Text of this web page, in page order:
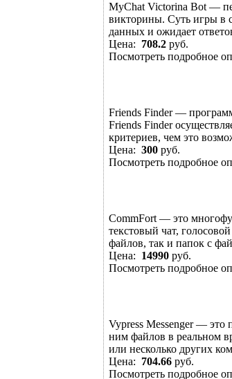
MyChat Victorina Bot —
викторины. Суть игры в
данных и ожидает
Цена: 708.2 руб.
Посмотреть подробное
Friends Finder —
Friends Finder
критериев, чем это
Цена: 300 руб.
Посмотреть подробное
CommFort — это
текстовый чат,
файлов, так и папок с
Цена: 14990 руб.
Посмотреть подробное
Vypress Messenger — это
ним файлов в реальном
или несколько других
Цена: 704.66 руб.
Посмотреть подробное